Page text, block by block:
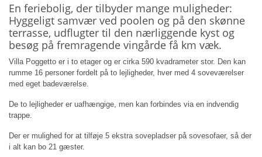
En feriebolig, der tilbyder mange muligheder:
Hyggeligt samvær ved poolen og på den skønne
terrasse, udflugter til den nærliggende kyst og
besøg på fremragende vingårde få km væk.
Villa Poggetto er i to etager og er cirka 590 kvadrameter stor. Den kan
rumme 16 personer fordelt på to lejligheder, hver med 4 soveværelser
med eget badeværelse.
De to lejligheder er uafhængige, men kan forbindes via en indvendig
trappe.
Der er mulighed for at tilføje 5 ekstra sovepladser på sovesofaer, så der
i alt kan bo 21 gæster.